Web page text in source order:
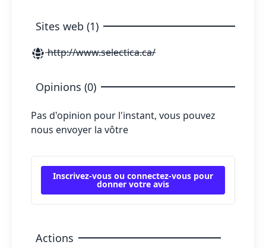
Sites web (1)
http://www.selectica.ca/
Opinions (0)
Pas d'opinion pour l'instant, vous pouvez
nous envoyer la vôtre
Inscrivez-vous ou connectez-vous pour
donner votre avis
Actions